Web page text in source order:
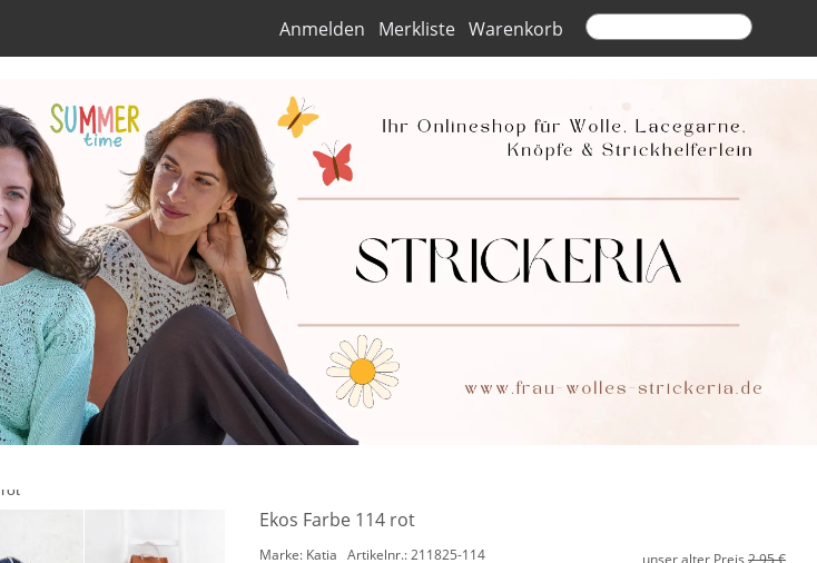
Anmelden Merkliste Warenkorb
Ekos Farbe 114 rot
Marke: Katia Artikelnr.: 211825-114